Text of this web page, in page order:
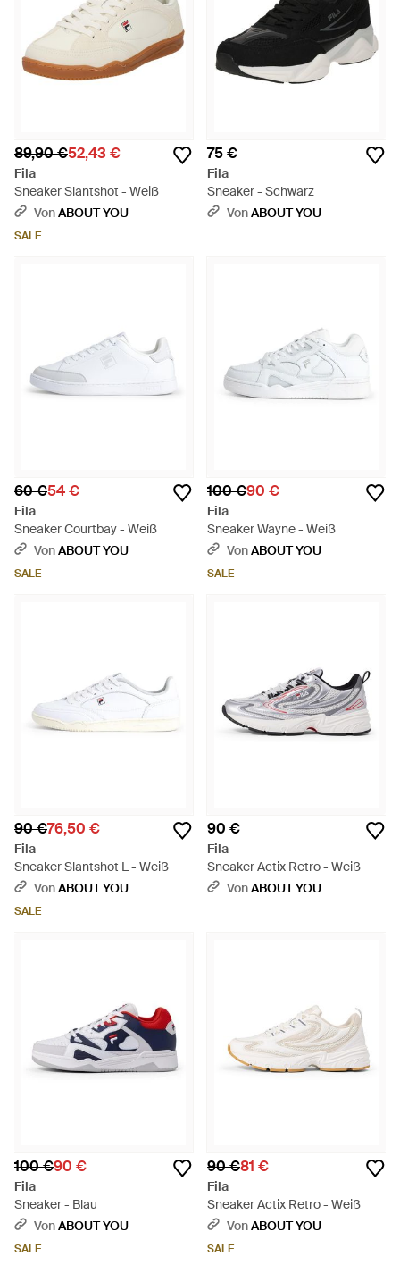
89,90 €52,43 €
Fila
Sneaker Slantshot - Weiß
VonABOUT YOU
SALE
75 €
Fila
Sneaker - Schwarz
VonABOUT YOU
60 €54 €
Fila
Sneaker Courtbay - Weiß
VonABOUT YOU
SALE
100 €90 €
Fila
Sneaker Wayne - Weiß
VonABOUT YOU
SALE
90 €76,50 €
Fila
Sneaker Slantshot L - Weiß
VonABOUT YOU
SALE
90 €
Fila
Sneaker Actix Retro - Weiß
VonABOUT YOU
100 €90 €
Fila
Sneaker - Blau
VonABOUT YOU
SALE
90 €81 €
Fila
Sneaker Actix Retro - Weiß
VonABOUT YOU
SALE